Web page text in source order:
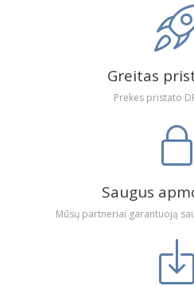
Greitas
Prekes pristato
Saugus
Mūsų partneriai garantuoją